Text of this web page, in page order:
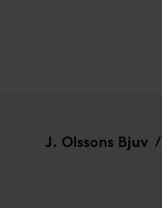
J. Olssons Bjuv /